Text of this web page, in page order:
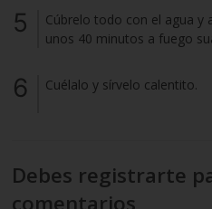
Cúbrelo todo con el agua y
unos 40 minutos a fuego
Cuélalo y sírvelo calentito.
Debes registrarte
comentarios